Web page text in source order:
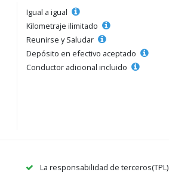
Igual a igual
Kilometraje ilimitado
Reunirse y Saludar
Depósito en efectivo aceptado
Conductor adicional incluido
La responsabilidad de terceros(TPL)